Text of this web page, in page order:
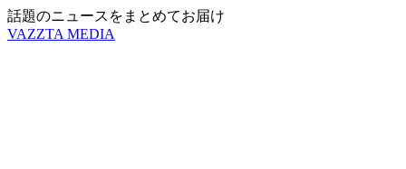
話題のニュースをまとめてお届け
VAZZTA MEDIA